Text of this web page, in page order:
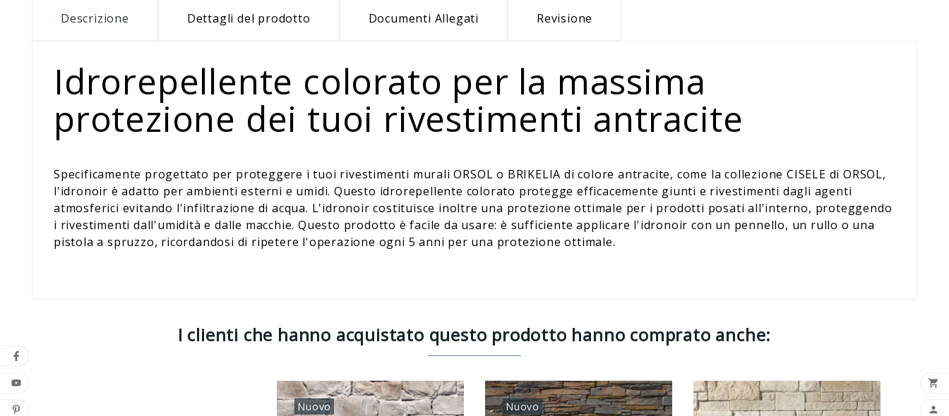
Descrizione Dettagli del prodotto Documenti Allegati Revisione
Idrorepellente colorato per la massima
protezione dei tuoi rivestimenti antracite
Specificamente progettato per proteggere i tuoi rivestimenti murali ORSOL o BRIKELIA di colore antracite, come la collezione CISELE di ORSOL,
l'idronoir è adatto per ambienti esterni e umidi. Questo idrorepellente colorato protegge efficacemente giunti e rivestimenti dagli agenti
atmosferici evitando l'infiltrazione di acqua. L'idronoir costituisce inoltre una protezione ottimale per i prodotti posati all'interno, proteggendo
i rivestimenti dall'umidità e dalle macchie. Questo prodotto è facile da usare: è sufficiente applicare l'idronoir con un pennello, un rullo o una
pistola a spruzzo, ricordandosi di ripetere l'operazione ogni 5 anni per una protezione ottimale.
I clienti che hanno acquistato questo prodotto hanno comprato anche:
Nuovo Nuovo

